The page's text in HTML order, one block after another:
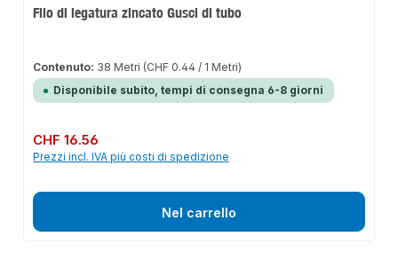
Filo di legatura zincato Gusci di tubo
Contenuto: 38 Metri (CHF 0.44 / 1 Metri)
Disponibile subito, tempi di consegna 6-8 giorni
Prezzo normale:
CHF 16.56
Prezzi incl. IVA più costi di spedizione
Nel carrello